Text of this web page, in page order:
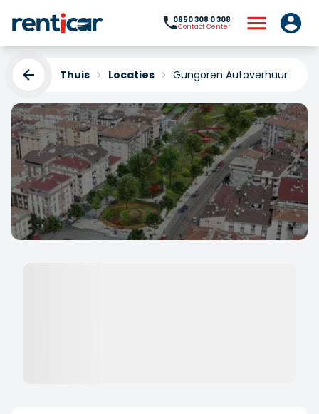
0850 308 0 308
Contact Center
Thuis Locaties Gungoren Autoverhuur
Gungoren Autoverhuur